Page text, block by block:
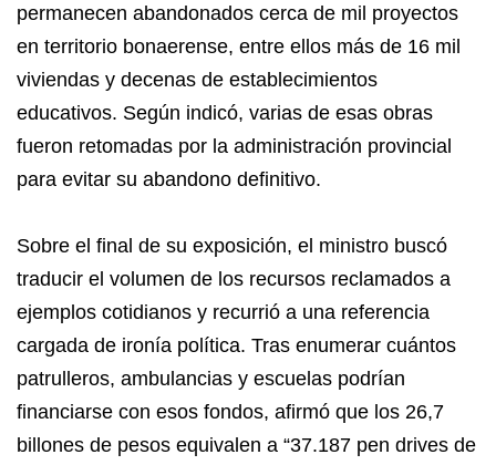
permanecen abandonados cerca de mil proyectos
en territorio bonaerense, entre ellos más de 16 mil
viviendas y decenas de establecimientos
educativos. Según indicó, varias de esas obras
fueron retomadas por la administración provincial
para evitar su abandono definitivo.
Sobre el final de su exposición, el ministro buscó
traducir el volumen de los recursos reclamados a
ejemplos cotidianos y recurrió a una referencia
cargada de ironía política. Tras enumerar cuántos
patrulleros, ambulancias y escuelas podrían
financiarse con esos fondos, afirmó que los 26,7
billones de pesos equivalen a “37.187 pen drives de